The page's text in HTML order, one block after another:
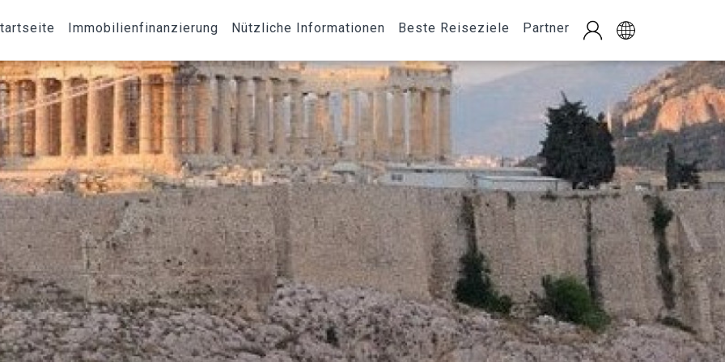
Immobilienfinanzierung Nützliche Informationen Beste Reiseziele Partner